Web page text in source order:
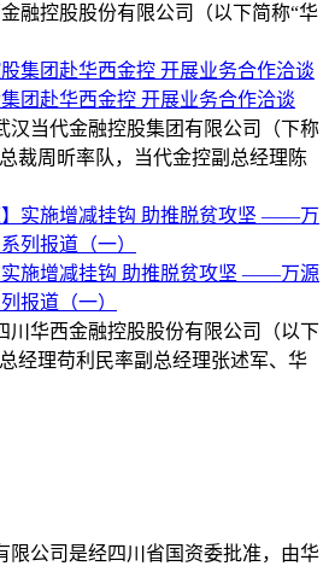
融控股股份有限公司（以下简称“华
团赴华西金控 开展业务合作洽谈
汉当代金融控股集团有限公司（下称
裁周昕率队，当代金控副总经理陈
实施增减挂钩 助推脱贫攻坚 ——万源
报道（一）
川华西金融控股股份有限公司（以下
经理苟利民率副总经理张述军、华
限公司是经四川省国资委批准，由华